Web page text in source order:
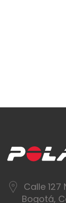
Calle 127
Bogotá,